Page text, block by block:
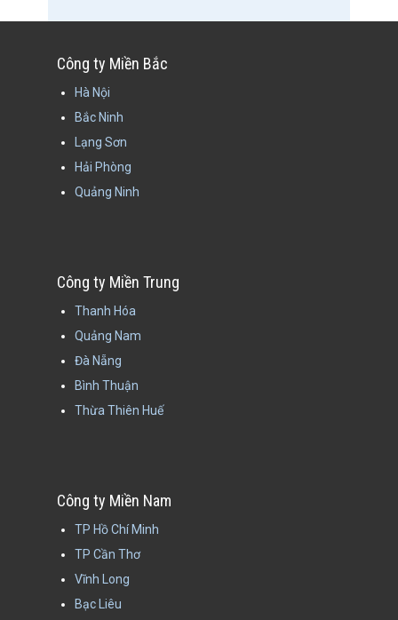
Công ty Miền Bắc
Hà Nội
Bắc Ninh
Lạng Sơn
Hải Phòng
Quảng Ninh
Công ty Miền Trung
Thanh Hóa
Quảng Nam
Đà Nẵng
Bình Thuận
Thừa Thiên Huế
Công ty Miền Nam
TP Hồ Chí Minh
TP Cần Thơ
Vĩnh Long
Bạc Liêu